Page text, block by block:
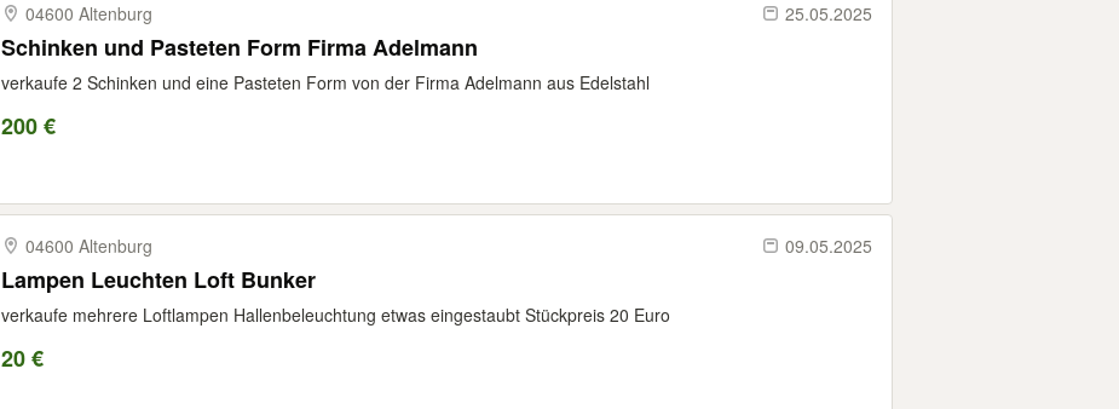
04600 Altenburg 25.05.2025
Schinken und Pasteten Form Firma Adelmann
verkaufe 2 Schinken und eine Pasteten Form von der Firma Adelmann aus Edelstahl
200 €
04600 Altenburg 09.05.2025
Lampen Leuchten Loft Bunker
verkaufe mehrere Loftlampen Hallenbeleuchtung etwas eingestaubt Stückpreis 20 Euro
20 €